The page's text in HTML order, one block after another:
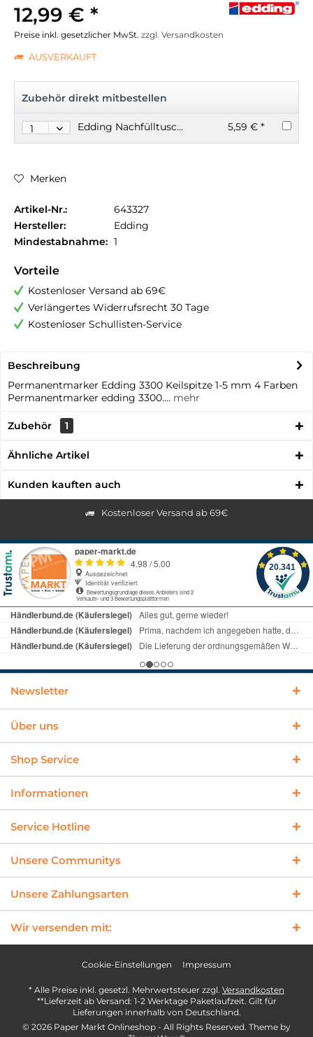
12,99 € *
Preise inkl. gesetzlicher MwSt. zzgl. Versandkosten
AUSVERKAUFT
Zubehör direkt mitbestellen
Edding Nachfülltusche für Permanentmarker 30 ml 5,59 € *
Merken
Artikel-Nr.:
643327
Hersteller:
Edding
Mindestabnahme: 1
Vorteile
Kostenloser Versand ab 69€
Verlängertes Widerrufsrecht 30 Tage
Kostenloser Schullisten-Service
Beschreibung
Permanentmarker Edding 3300 Keilspitze 1-5 mm 4 Farben
Permanentmarker edding 3300.... mehr
Zubehör 1
Ähnliche Artikel
Kunden kauften auch
Kostenloser Versand ab 69€
Newsletter
Über uns
Shop Service
Informationen
Service Hotline
Unsere Communitys
Unsere Zahlungsarten
Wir versenden mit:
Cookie-Einstellungen Impressum
* Alle Preise inkl. gesetzl. Mehrwertsteuer zzgl. Versandkosten
**Lieferzeit ab Versand: 1-2 Werktage Paketlaufzeit. Gilt für
Lieferungen innerhalb von Deutschland.
© 2026 Paper Markt Onlineshop - All Rights Reserved. Theme by